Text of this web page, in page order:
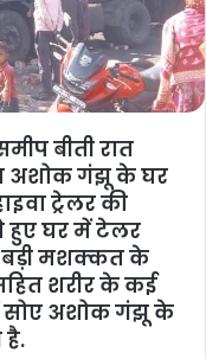
बीती रात
अशोक गंझू के घर
ट्रेलर की
हुए घर में टेलर
बड़ी मशक्कत के
शरीर के कई
सोए अशोक गंझू के
है.